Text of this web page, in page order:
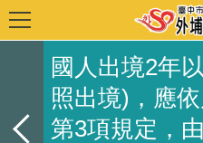
國人出境2年
照出境)，應
第3項規定，